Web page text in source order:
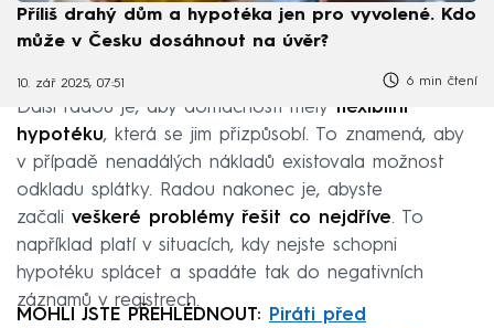
Příliš drahý dům a hypotéka jen pro vyvolené. Kdo
může v Česku dosáhnout na úvěr?
10. zář 2025, 07:51 6 min čtení
Další radou je, aby domácnosti měly flexibilní
hypotéku, která se jim přizpůsobí. To znamená, aby
v případě nenadálých nákladů existovala možnost
odkladu splátky. Radou nakonec je, abyste
začali veškeré problémy řešit co nejdříve. To
například platí v situacích, kdy nejste schopni
hypotéku splácet a spadáte tak do negativních
záznamů v registrech.
MOHLI JSTE PŘEHLÉDNOUT: Piráti před